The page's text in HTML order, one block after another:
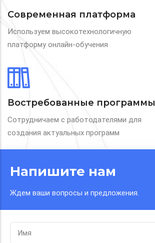
Современная платформа
Используем высокотехнологичную
платформу онлайн-обучения
Востребованные программы
Сотрудничаем с работодателями для
создания актуальных программ
Напишите нам
Ждем ваши вопросы и предложения.